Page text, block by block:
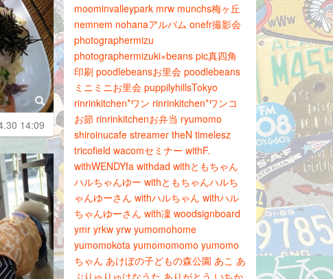
14:09
moominvalleypark mrw munchs梅ヶ丘
nemnem nohanaアルバム onefr撮影会
photographermizu
photographermizuki×beans pic真四角
印刷 poodlebeansお里会 poodlebeans
ミニミニお里会 puppilyhillsTokyo
rinrinkitchen*ワン rinrinkitchen*ワンコ
お節 rinrinkitchenお弁当 ryumomo
shiroinucafe streamer theN timelesz
tricofield wacomセミナー withF.
withWENDYfa withdad withともちゃん
ハルちゃんゆー withともちゃんハルち
ゃんゆーさん withハルちゃん withハル
ちゃんゆーさん with凜 woodsignboard
ymr yrkw yrw yumomohome
yumomokota yumomomomo yumomo
ちゃん あけぼの子どもの森公園 あこ あ
ぷりゅりゅはなうた ありがとう いちか